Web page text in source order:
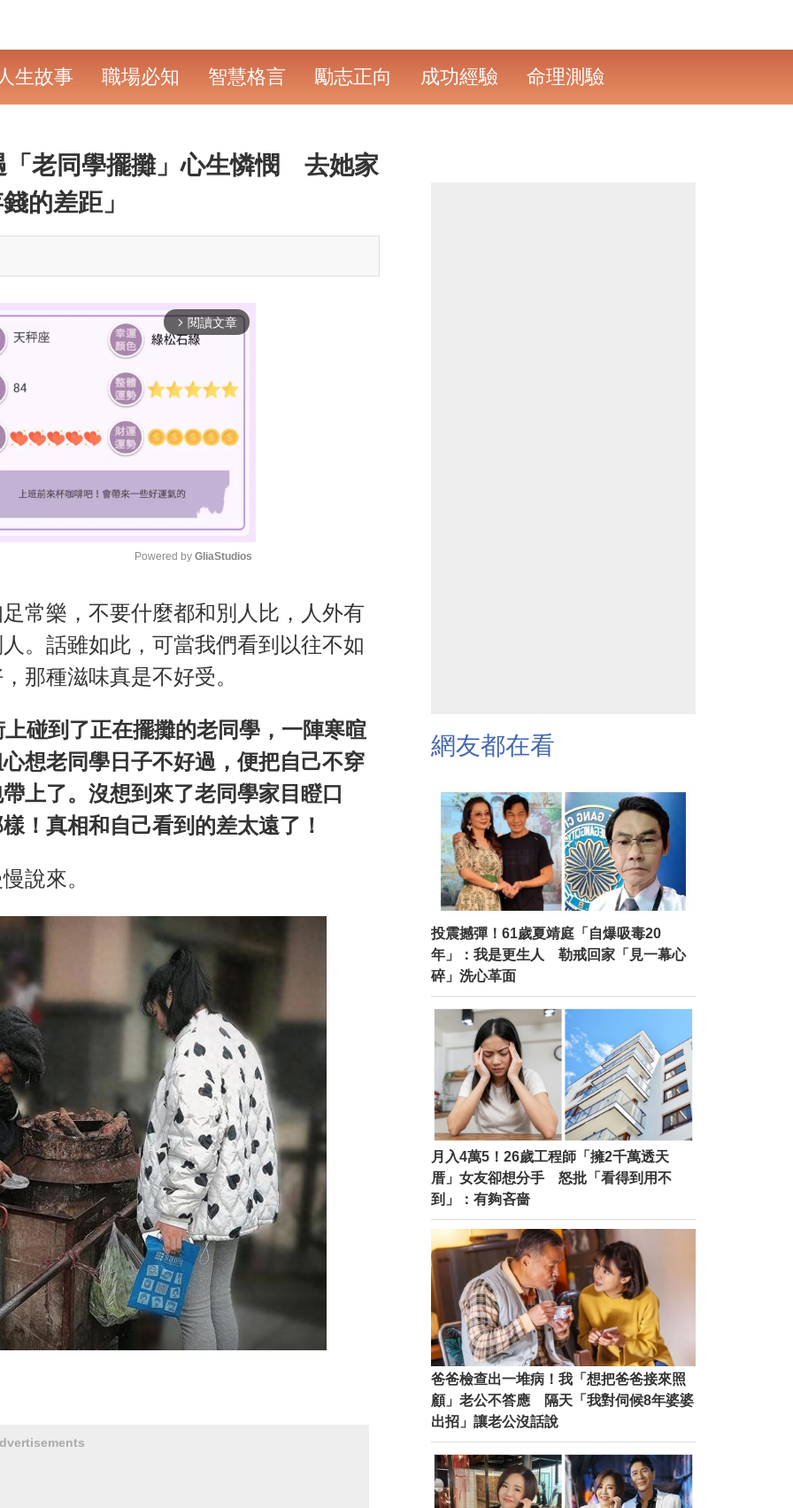
生故事 職場必知 智慧格言 勵志正向 成功經驗 命理測驗
「老同學擺攤」心生憐憫 去她家
的差距」
arrow_forward_ios 閱讀文章
M
u
t
e
Powered by GliaStudios
常樂，不要什麼都和別人比，人外有
。話雖如此，可當我們看到以往不如
那種滋味真是不好受。
碰到了正在擺攤的老同學，一陣寒暄
想老同學日子不好過，便把自己不穿
上了。沒想到來了老同學家目瞪口
！真相和自己看到的差太遠了！
說來。
網友都在看
投震撼彈！61歲夏靖庭「自爆吸毒20
年」：我是更生人 勒戒回家「見一幕心
碎」洗心革面
月入4萬5！26歲工程師「擁2千萬透天
厝」女友卻想分手 怒批「看得到用不
到」：有夠吝嗇
爸爸檢查出一堆病！我「想把爸爸接來照
顧」老公不答應 隔天「我對伺候8年婆婆
出招」讓老公沒話說